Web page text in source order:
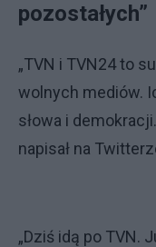
pozostałych”
„TVN i TVN24 to
wolnych mediów.
słowa i
napisał na
„Dziś idą po TVN.